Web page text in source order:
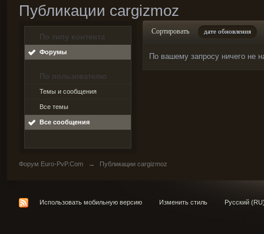
Публикации cargizmoz
По типу контента
Форумы
По пользователю
Темы и сообщения
Все темы
Все сообщения
Сортировать дате обновления
По вашему запросу ничего не
Форум Euro-PvP.Com → Публикации cargizmoz
Использовать мобильную версию Изменить стиль Русский